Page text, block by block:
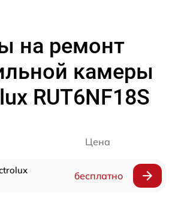
на ремонт
камеры
RUT6NF18S
Цена
бесплатно